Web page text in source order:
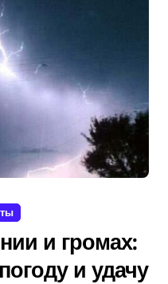
и громах:
и удачу